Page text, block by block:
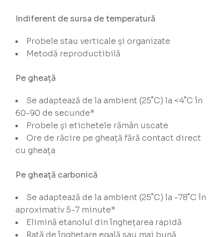
Indiferent de sursa de temperatură
Probele stau verticale și organizate
Metodă reproductibilă
Pe gheață
Se adaptează de la ambient (25˚C) la <4˚C în
60-90 de secunde*
Probele și etichetele rămân uscate
Ore de răcire pe gheață fără contact direct
cu gheața
Pe gheață carbonică
Se adaptează de la ambient (25˚C) la -78˚C în
aproximativ 5-7 minute*
Elimină etanolul din înghețarea rapidă
Rată de înghețare egală sau mai bună